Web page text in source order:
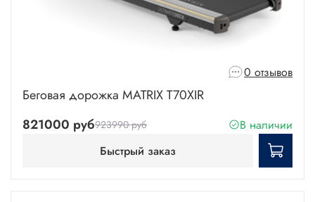
0 отзывов
Беговая дорожка MATRIX T70XIR
821000 руб923990 руб
В наличии
Быстрый заказ